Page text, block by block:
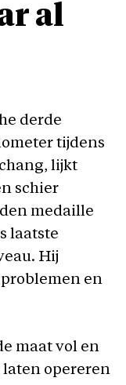
al
derde
tijdens
lijkt
schier
medaille
laatste
Hij
en
maat vol en
laten opereren